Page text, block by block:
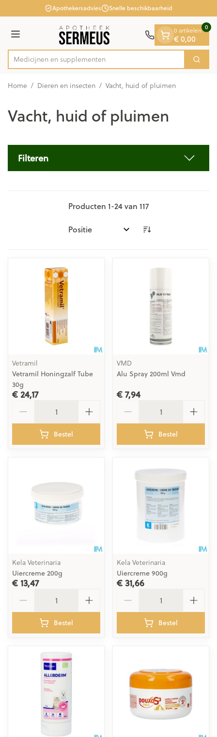
Ga naar de inhoudApothekersadvies Snelle beschikbaarheid
Menu
Product, merk, categorie...
Medicijn Zoek
0 artikelen
€ 0,00
0
Home / Dieren en insecten / Vacht, huid of pluimen
Vacht, huid of pluimen
Filteren
Producten 1-24van 117
Sorteer op:
Vetramil
Vetramil Honingzalf Tube
30g
€ 24,17
Bestel
VMD
Alu Spray 200ml Vmd
€ 7,94
Bestel
Kela Veterinaria
Uiercreme 200g
€ 13,47
Bestel
Kela Veterinaria
Uiercreme 900g
€ 31,66
Bestel